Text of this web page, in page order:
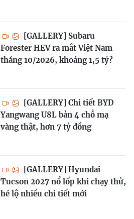
[GALLERY] Subaru
Forester HEV ra mắt Việt Nam
tháng 10/2026, khoảng 1,5 tỷ?
[GALLERY] Chi tiết BYD
Yangwang U8L bản 4 chỗ mạ
vàng thật, hơn 7 tỷ đồng
[GALLERY] Hyundai
Tucson 2027 nổ lốp khi chạy thử,
hé lộ nhiều chi tiết mới